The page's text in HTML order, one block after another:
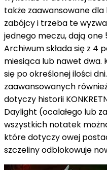
także zaawansowane
zabójcy i trzeba te
jednego meczu, dają one
Archiwum składa się z 4
miesiąca lub nawet dwa.
się po określonej ilości
zaawansowanych
dotyczy historii
Daylight (ocalałego lub
wszystkich notatek
które dotyczy owej
szczeliny odblokowuje